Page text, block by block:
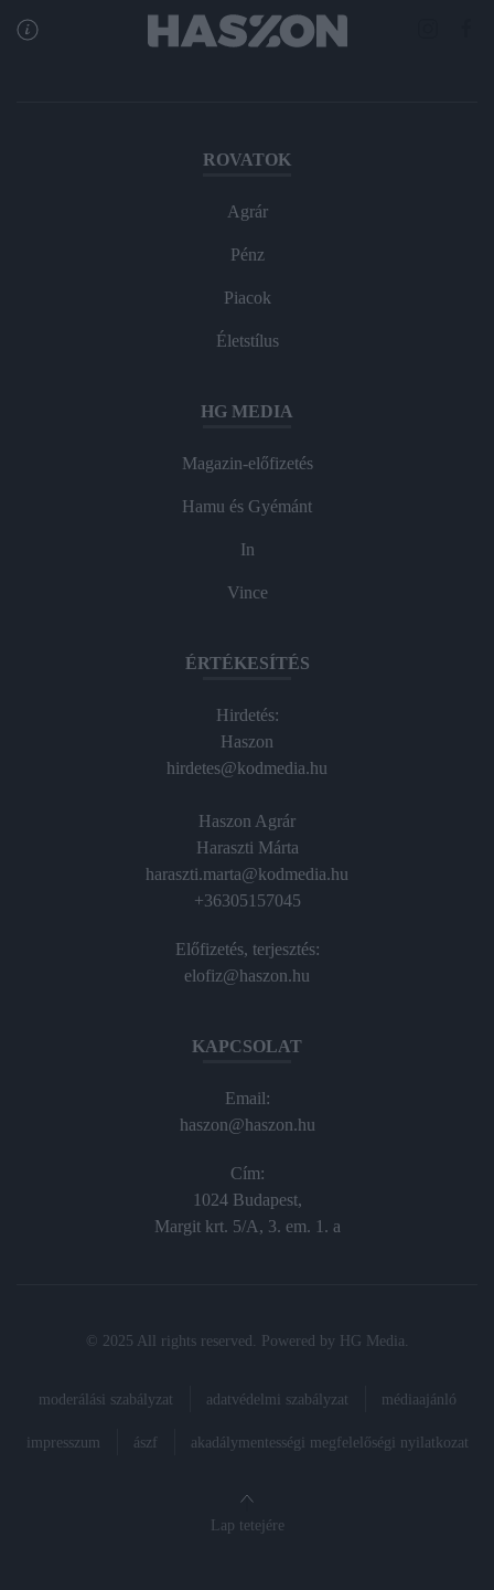
ROVATOK
Agrár
Pénz
Piacok
Életstílus
HG MEDIA
Magazin-előfizetés
Hamu és Gyémánt
In
Vince
ÉRTÉKESÍTÉS
Hirdetés:
Haszon
hirdetes@kodmedia.hu
Haszon Agrár
Haraszti Márta
haraszti.marta@kodmedia.hu
+36305157045
Előfizetés, terjesztés:
elofiz@haszon.hu
KAPCSOLAT
Email:
haszon@haszon.hu
Cím:
1024 Budapest,
Margit krt. 5/A, 3. em. 1. a
© 2025 All rights reserved. Powered by HG Media
moderálási szabályzat adatvédelmi szabályzat médiaajánló
impresszum ászf akadálymentességi megfelelőségi nyilatkozat
Lap tetejére